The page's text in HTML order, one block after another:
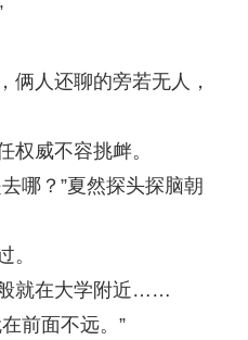
人还聊的旁若无人，
威不容挑衅。
？”夏然探头探脑朝
就在大学附近……
前面不远。”